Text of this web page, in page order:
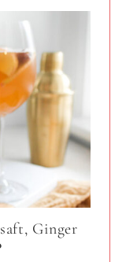
Ginger